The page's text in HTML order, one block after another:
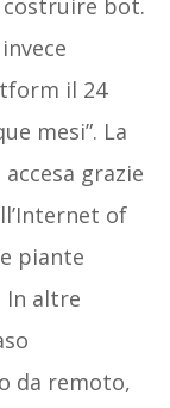
costruire bot.
il 24
mesi”. La
grazie
of
piante
In altre
da remoto,